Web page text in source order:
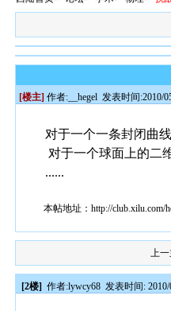
[楼主] 作者: __hegel 发表时间:2010/
对于一个一条封闭曲
对于一个球面上的二
......
本帖地址：http://club.xilu.com/
上一
[2楼] 作者:lywcy68 发表时间: 2010/